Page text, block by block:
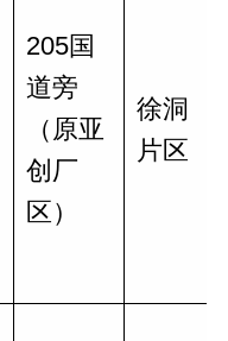
205国
道旁
（原亚
创厂
区）
徐洞
片区